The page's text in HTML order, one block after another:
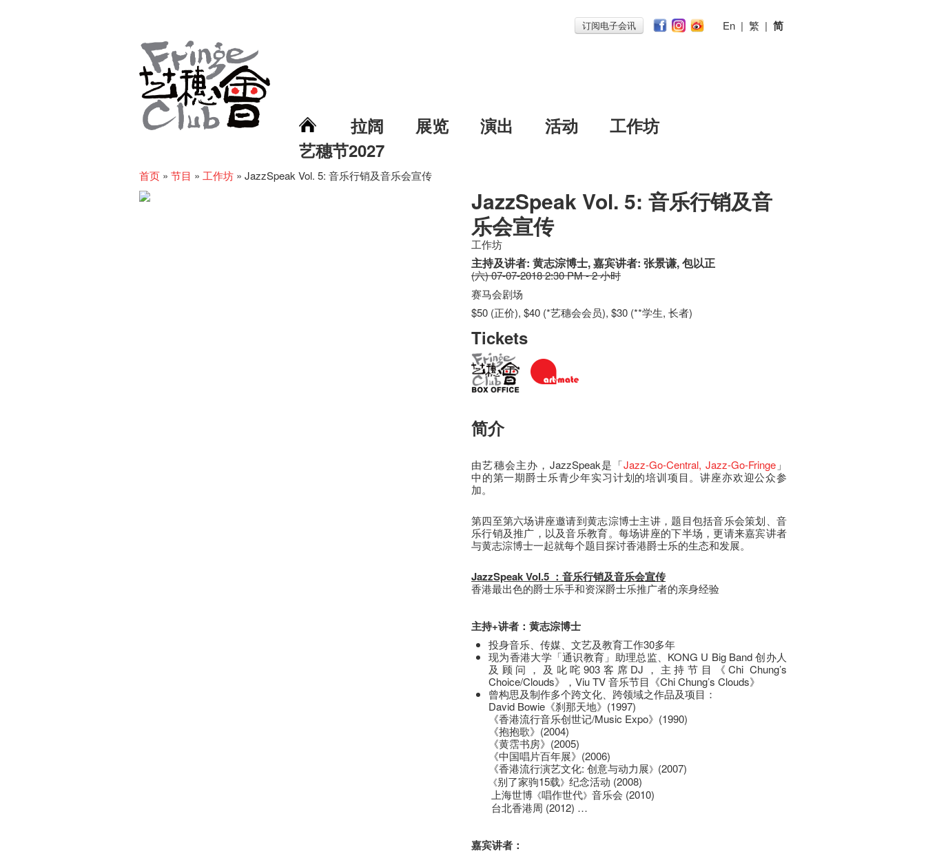
订阅电子会讯 En | 繁 | 简
拉阔 展览 演出 活动
工作坊
艺穗节2027
首页 » 节目 » 工作坊 » JazzSpeak Vol. 5: 音乐行销及音乐会宣传
JazzSpeak Vol. 5: 音乐行销及音
乐会宣传
工作坊
主持及讲者: 黄志淙博士, 嘉宾讲者: 张景谦, 包以正
(六) 07-07-2018 2:30 PM - 2 小时
赛马会剧场
$50 (正价), $40 (*艺穗会会员), $30 (**学生, 长者)
Tickets
简介
由艺穗会主办，JazzSpeak是「Jazz-Go-Central, Jazz-Go-Fringe」
中的第一期爵士乐青少年实习计划的培训项目。讲座亦欢迎公众参
加。
第四至第六场讲座邀请到黄志淙博士主讲，题目包括音乐会策划、音
乐行销及推广，以及音乐教育。每场讲座的下半场，更请来嘉宾讲者
与黄志淙博士一起就每个题目探讨香港爵士乐的生态和发展。
JazzSpeak Vol.5 ：音乐行销及音乐会宣传
香港最出色的爵士乐手和资深爵士乐推广者的亲身经验
主持+讲者：黄志淙博士
投身音乐、传媒、文艺及教育工作30多年
现为香港大学「通识教育」助理总监、KONG U Big Band 创办人
及顾问，及叱咤903客席DJ，主持节目《Chi Chung’s
Choice/Clouds》，Viu TV 音乐节目《Chi Chung’s Clouds》
曾构思及制作多个跨文化、跨领域之作品及项目：
David Bowie《刹那天地》(1997)
《香港流行音乐创世记/Music Expo》(1990)
《抱抱歌》(2004)
《黄霑书房》(2005)
《中国唱片百年展》(2006)
《香港流行演艺文化: 创意与动力展》 (2007)
《别了家驹15载》纪念活动 (2008)
上海世博 《唱作世代》音乐会 (2010)
台北香港周 (2012) …
嘉宾讲者：